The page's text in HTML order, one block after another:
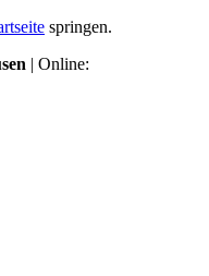
springen.
| Online: